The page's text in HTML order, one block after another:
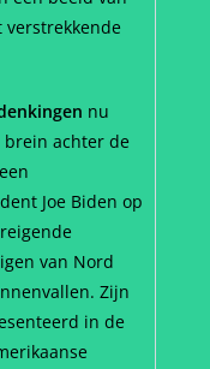
verstrekkende
nu
brein achter de
Joe Biden op
van Nord
Zijn
in de